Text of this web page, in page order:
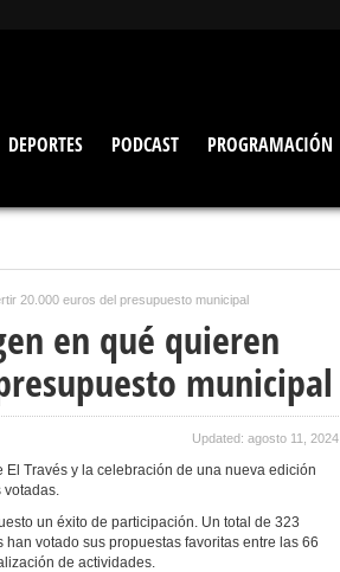
DEPORTES PODCAST PROGRAMACIÓN
20.000 euros del presupuesto municipal
en qué quieren
municipal
Updated: agosto 11, 2024
Través y la celebración de una nueva edición
votadas.
un éxito de participación. Un total de 323
votado sus propuestas favoritas entre las 66
de actividades.